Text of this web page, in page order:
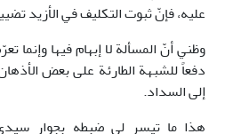
عليه، فإنّ ثبوت التكليف في الأزيد
وظني أنّ المسألة لا إبهام فيها وإنما
دفعاً للشبهة الطارئة علی بعض
إلی السداد.